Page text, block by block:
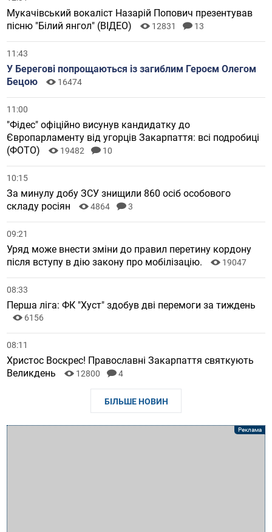
Мукачівський вокаліст Назарій Попович презентував
пісню "Білий янгол" (ВІДЕО)
12831 13
11:43
У Берегові попрощаються із загиблим Героєм Олегом
Бецою
16474
11:00
"Фідес" офіційно висунув кандидатку до
Європарламенту від угорців Закарпаття: всі подробиці
(ФОТО)
19482 10
10:15
За минулу добу ЗСУ знищили 860 осіб особового
складу росіян
4864 3
09:21
Уряд може внести зміни до правил перетину кордону
після вступу в дію закону про мобілізацію.
19047
08:33
Перша ліга: ФК "Хуст" здобув дві перемоги за тиждень
6156
08:11
Христос Воскрес! Православні Закарпаття святкують
Великдень
12800 4
БІЛЬШЕ НОВИН